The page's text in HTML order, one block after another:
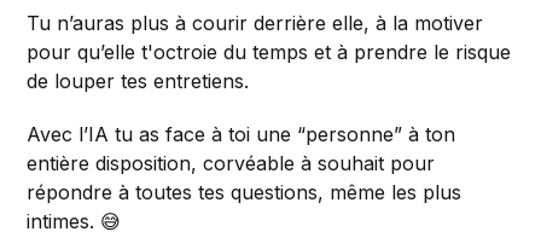
Tu n’auras plus à courir derrière elle, à la motiver
pour qu’elle t'octroie du temps et à prendre le risque
de louper tes entretiens.
Avec l’IA tu as face à toi une “personne” à ton
entière disposition, corvéable à souhait pour
répondre à toutes tes questions, même les plus
intimes. 😅